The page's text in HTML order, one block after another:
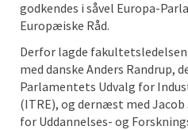
godkendes i såvel Europa-
Europæiske Råd.
Derfor lagde fakultetsledelsen
med danske Anders Randrup,
Parlamentets Udvalg for
(ITRE), og dernæst med Jacob
for Uddannelses- og